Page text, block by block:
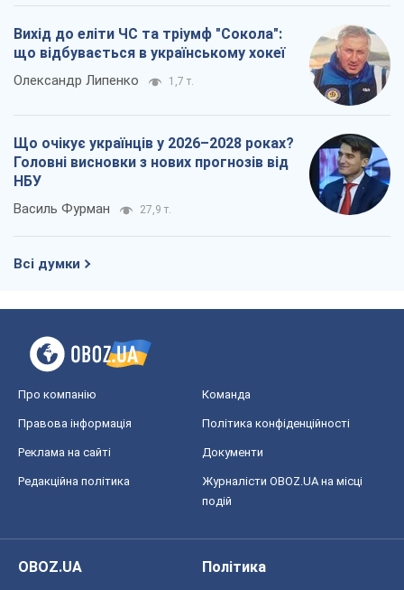
Вихід до еліти ЧС та тріумф "Сокола":
що відбувається в українському хокеї
Олександр Липенко 1,7 т.
Що очікує українців у 2026–2028 роках?
Головні висновки з нових прогнозів від
НБУ
Василь Фурман 27,9 т.
Всі думки
Про компанію Команда
Правова інформація Політика конфіденційності
Реклама на сайті Документи
Редакційна політика
Журналісти OBOZ.UA на місці
подій
OBOZ.UA
Політика